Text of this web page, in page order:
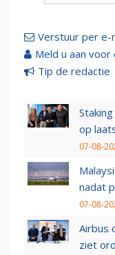
Verstuur per e-
Meld u aan
Tip de redactie
op
07-08-
nadat
07-08-
Airbus
ziet